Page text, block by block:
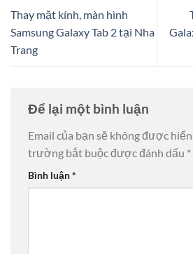
Thay mặt kính, màn hình
Samsung Galaxy Tab 2 tại Nha
Trang
Để lại một bình luận
Email của bạn sẽ không được
trường bắt buộc được đánh dấu *
Bình luận*